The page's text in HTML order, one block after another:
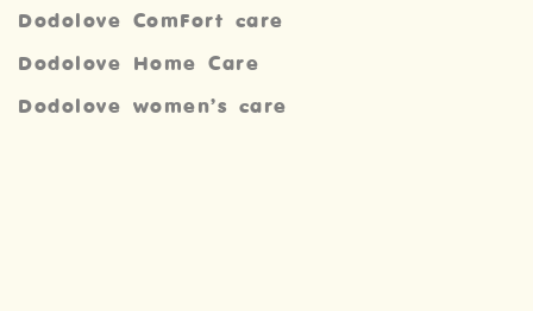
Dodolove ComFort care
Dodolove Home Care
Dodolove women’s care